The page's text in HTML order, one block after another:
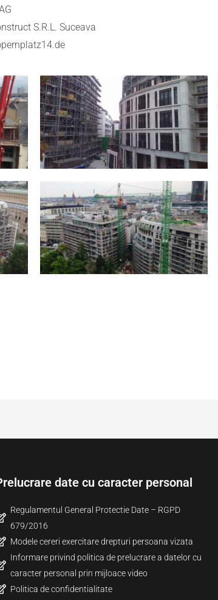
S.R.L. Suceava
date cu caracter personal
Regulamentul General Protectie Date – RGPD
679/2016
Modele cereri exercitare drepturi persoana vizata
Informare privind politica de prelucrare a datelor cu
caracter personal prin mijloace video
Politica de confidentialitate